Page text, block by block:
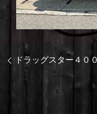
ドラッグスター４